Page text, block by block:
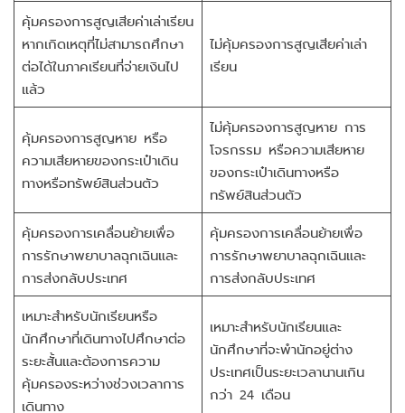
คุ้มครองการสูญเสียค่าเล่าเรียน
หากเกิดเหตุที่ไม่สามารถศึกษา
ต่อได้ในภาคเรียนที่จ่ายเงินไป
แล้ว
ไม่คุ้มครองการสูญเสียค่าเล่า
เรียน
คุ้มครองการสูญหาย หรือ
ความเสียหายของกระเป๋าเดิน
ทางหรือทรัพย์สินส่วนตัว
ไม่คุ้มครองการสูญหาย การ
โจรกรรม หรือความเสียหาย
ของกระเป๋าเดินทางหรือ
ทรัพย์สินส่วนตัว
คุ้มครองการเคลื่อนย้ายเพื่อ
การรักษาพยาบาลฉุกเฉินและ
การส่งกลับประเทศ
คุ้มครองการเคลื่อนย้ายเพื่อ
การรักษาพยาบาลฉุกเฉินและ
การส่งกลับประเทศ
เหมาะสำหรับนักเรียนหรือ
นักศึกษาที่เดินทางไปศึกษาต่อ
ระยะสั้นและต้องการความ
คุ้มครองระหว่างช่วงเวลาการ
เดินทาง
เหมาะสำหรับนักเรียนและ
นักศึกษาที่จะพำนักอยู่ต่าง
ประเทศเป็นระยะเวลานานเกิน
กว่า 24 เดือน